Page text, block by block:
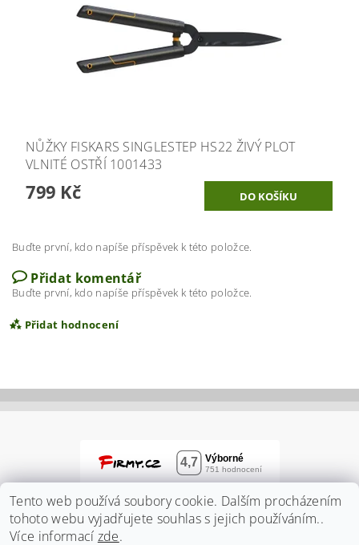
NŮŽKY FISKARS SINGLESTEP HS22 ŽIVÝ PLOT
VLNITÉ OSTŘÍ 1001433
799 Kč
Buďte první, kdo napíše příspěvek k této položce.
Přidat komentář
Buďte první, kdo napíše příspěvek k této položce.
Přidat hodnocení
Tento web používá soubory cookie. Dalším procházením
tohoto webu vyjadřujete souhlas s jejich používáním..
Více informací zde.